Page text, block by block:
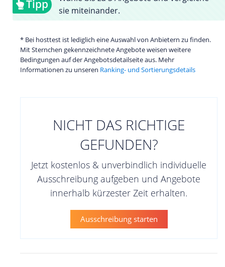
Tipp
sie miteinander.
* Bei hosttest ist lediglich eine Auswahl von Anbietern zu finden.
Mit Sternchen gekennzeichnete Angebote weisen weitere
Bedingungen auf der Angebotsdetailseite aus. Mehr
Informationen zu unseren Ranking- und Sortierungsdetails
NICHT DAS RICHTIGE
GEFUNDEN?
Jetzt kostenlos & unverbindlich individuelle
Ausschreibung aufgeben und Angebote
innerhalb kürzester Zeit erhalten.
Ausschreibung starten